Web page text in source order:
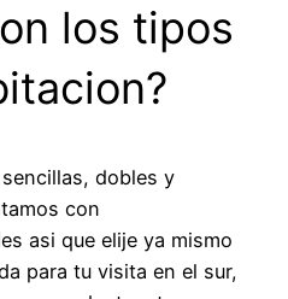
los tipos
dobles y
con
asi que elije ya mismo
para tu visita en el sur,